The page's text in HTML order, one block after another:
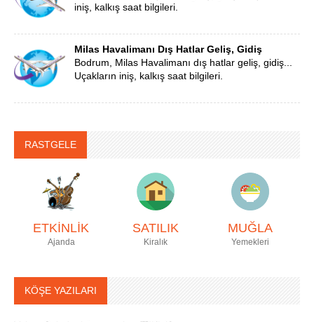
iniş, kalkış saat bilgileri.
Milas Havalimanı Dış Hatlar Geliş, Gidiş
Bodrum, Milas Havalimanı dış hatlar geliş, gidiş...
Uçakların iniş, kalkış saat bilgileri.
RASTGELE
ETKİNLİK
Ajanda
SATILIK
Kiralık
MUĞLA
Yemekleri
KÖŞE YAZILARI